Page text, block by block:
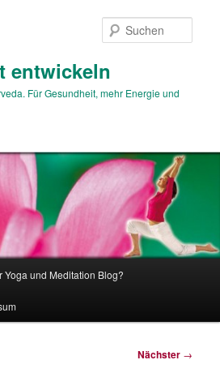
entwickeln
Für Gesundheit, mehr Energie und
Yoga und Meditation Blog?
Nächster →